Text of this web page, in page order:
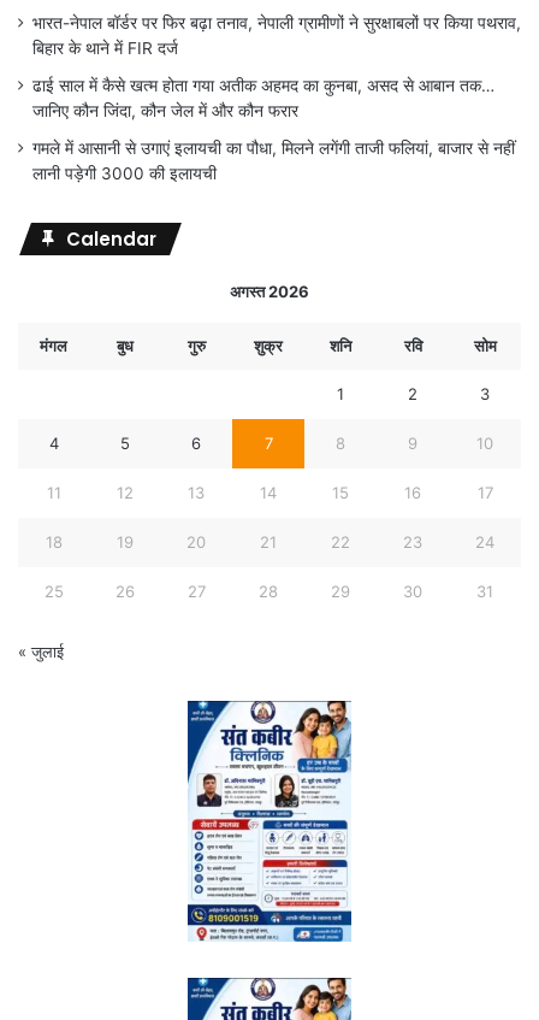
भारत-नेपाल बॉर्डर पर फिर बढ़ा तनाव, नेपाली ग्रामीणों ने सुरक्षाबलों पर किया पथराव,
बिहार के थाने में FIR दर्ज
ढाई साल में कैसे खत्म होता गया अतीक अहमद का कुनबा, असद से आबान तक…
जानिए कौन जिंदा, कौन जेल में और कौन फरार
गमले में आसानी से उगाएं इलायची का पौधा, मिलने लगेंगी ताजी फलियां, बाजार से नहीं
लानी पड़ेगी 3000 की इलायची
Calendar
अगस्त 2026
मंगल बुध गुरु शुक्र शनि रवि सोम
1 2 3
4 5 6 7 8 9 10
11 12 13 14 15 16 17
18 19 20 21 22 23 24
25 26 27 28 29 30 31
« जुलाई